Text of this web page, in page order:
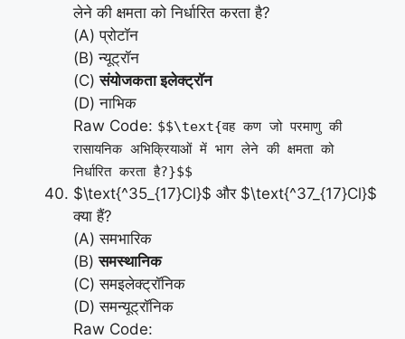
लेने की क्षमता को निर्धारित करता है?
(A) प्रोटॉन
(B) न्यूट्रॉन
(C)संयोजकता इलेक्ट्रॉन
(D) नाभिक
Raw Code: $$\text{वह कण जो परमाणु की
रासायनिक अभिक्रियाओं में भाग लेने की क्षमता को
निर्धारित करता है?}$$
$\text{^35_{17}Cl}$ और $\text{^37_{17}Cl}$
क्या हैं?
(A) समभारिक
(B)समस्थानिक
(C) समइलेक्ट्रॉनिक
(D) समन्यूट्रॉनिक
Raw Code: